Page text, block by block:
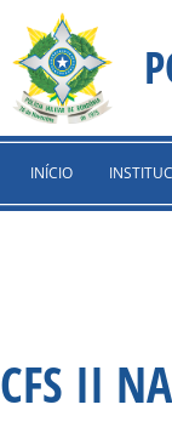
content
para
conteúdo
INÍCIO
CFS II